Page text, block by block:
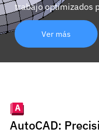
trabajo optimizados
Ver más
AutoCAD: